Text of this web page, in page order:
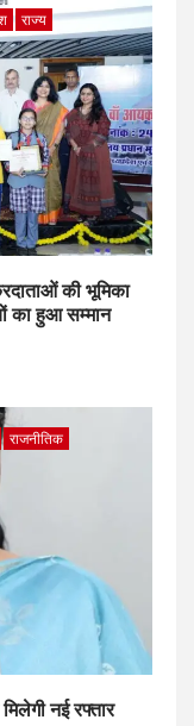
राज्य
की भूमिका
का हुआ सम्मान
राजनीतिक
नई रफ्तार